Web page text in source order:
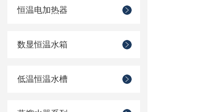
恒温电加热器
数显恒温水箱
低温恒温水槽